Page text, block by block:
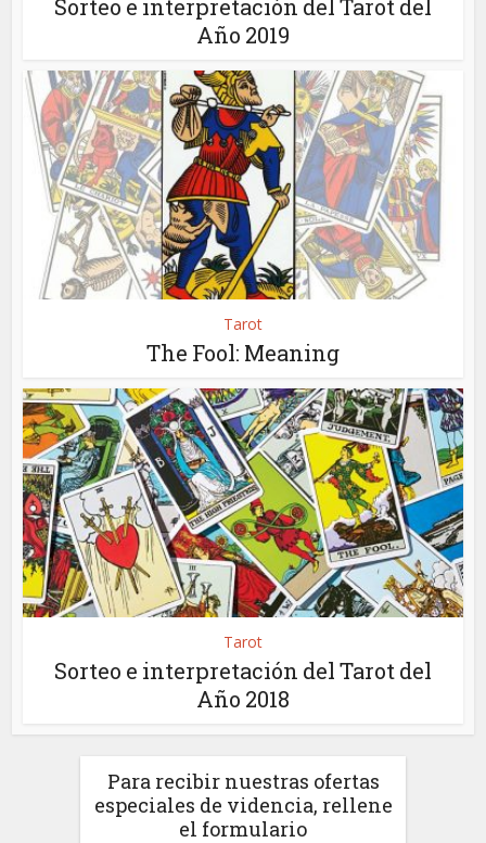
Sorteo e interpretación del Tarot del
Año 2019
Tarot
The Fool: Meaning
Tarot
Sorteo e interpretación del Tarot del
Año 2018
Para recibir nuestras ofertas
especiales de videncia, rellene
el formulario